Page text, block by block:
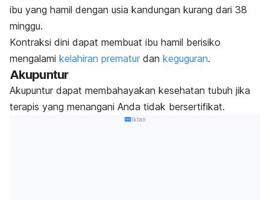
ibu yang hamil dengan usia kandungan kurang dari 38
minggu.
Kontraksi dini dapat membuat ibu hamil berisiko
mengalami kelahiran prematur dan keguguran.
Akupuntur
Akupuntur dapat membahayakan kesehatan tubuh jika
terapis yang menangani Anda tidak bersertifikat.
Iklan